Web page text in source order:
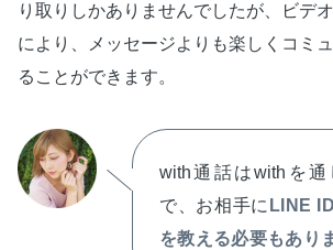
り取りしかありませんでしたが、ビデ
により、メッセージよりも楽しくコミ
ることができます。
with通話はwithを
で、お相手に LINE
を教える必要もあり